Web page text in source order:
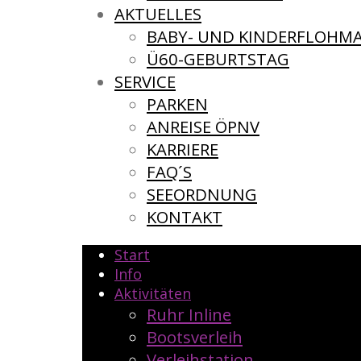
AKTUELLES
BABY- UND
Ü60-GEBURTSTAG
SERVICE
PARKEN
ANREISE ÖPNV
KARRIERE
FAQ´S
SEEORDNUNG
KONTAKT
Start
Info
Aktivitäten
Ruhr Inline
Bootsverleih